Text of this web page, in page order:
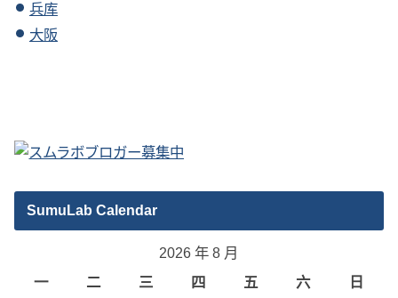
兵库
大阪
SumuLab Calendar
2026 年 8 月
一
二 三 四 五 六
日